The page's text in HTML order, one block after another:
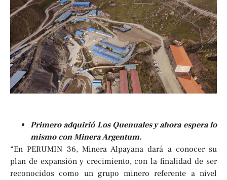
Primero adquirió Los Quenuales y ahora espera lo
mismo con Minera Argentum.
“En PERUMIN 36, Minera Alpayana dará a conocer su
plan de expansión y crecimiento, con la finalidad de ser
reconocidos como un grupo minero referente a nivel